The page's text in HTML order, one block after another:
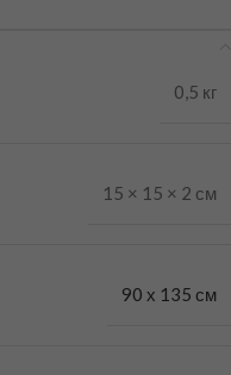
0,5 кг
15 × 15 × 2 см
90 х 135 см